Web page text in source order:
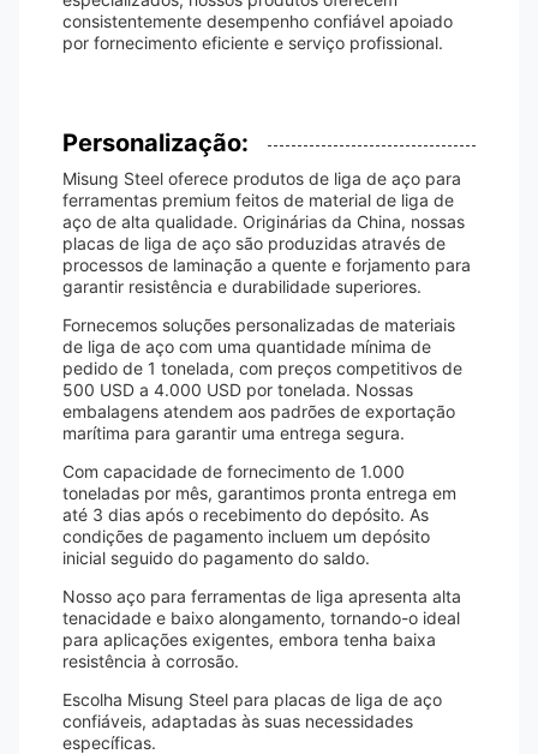
consistentemente desempenho confiável apoiado
por fornecimento eficiente e serviço profissional.
Personalização:
Misung Steel oferece produtos de liga de aço para
ferramentas premium feitos de material de liga de
aço de alta qualidade. Originárias da China, nossas
placas de liga de aço são produzidas através de
processos de laminação a quente e forjamento para
garantir resistência e durabilidade superiores.
Fornecemos soluções personalizadas de materiais
de liga de aço com uma quantidade mínima de
pedido de 1 tonelada, com preços competitivos de
500 USD a 4.000 USD por tonelada. Nossas
embalagens atendem aos padrões de exportação
marítima para garantir uma entrega segura.
Com capacidade de fornecimento de 1.000
toneladas por mês, garantimos pronta entrega em
até 3 dias após o recebimento do depósito. As
condições de pagamento incluem um depósito
inicial seguido do pagamento do saldo.
Nosso aço para ferramentas de liga apresenta alta
tenacidade e baixo alongamento, tornando-o ideal
para aplicações exigentes, embora tenha baixa
resistência à corrosão.
Escolha Misung Steel para placas de liga de aço
confiáveis, adaptadas às suas necessidades
específicas.